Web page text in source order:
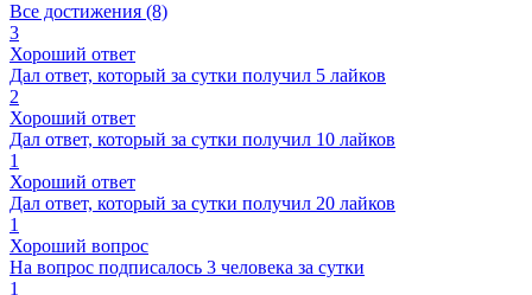
Все достижения (8)
3
Хороший ответ
Дал ответ, который за сутки получил 5 лайков
2
Хороший ответ
Дал ответ, который за сутки получил 10 лайков
1
Хороший ответ
Дал ответ, который за сутки получил 20 лайков
1
Хороший вопрос
На вопрос подписалось 3 человека за сутки
1